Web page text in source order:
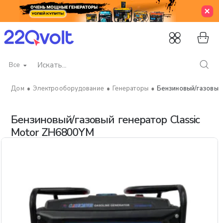
Все
Искать...
Бензиновый/газовый генератор Classic
Motor ZH6800YM
Электрооборудование Генераторы Бензиновый/